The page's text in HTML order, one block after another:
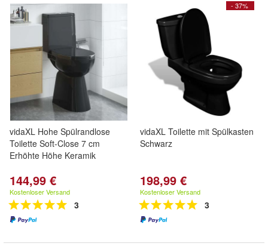
vidaXL Hohe Spülrandlose
Toilette Soft-Close 7 cm
Erhöhte Höhe Keramik
144,99 €
Kostenloser Versand
3
- 37%
vidaXL Toilette mit Spülkasten
Schwarz
198,99 €
Kostenloser Versand
3